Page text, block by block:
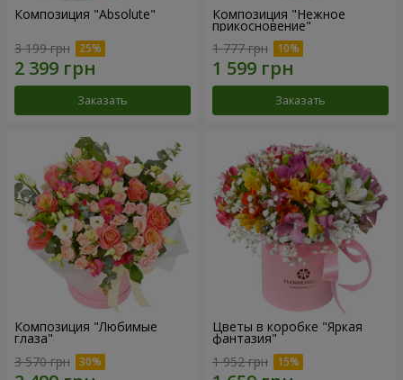
Композиция "Absolute"
3 199 грн
Заказать
Композиция "Нежное
прикосновение"
1 777 грн
Заказать
Композиция "Любимые
глаза"
3 570 грн
Цветы в коробке "Яркая
фантазия"
1 952 грн